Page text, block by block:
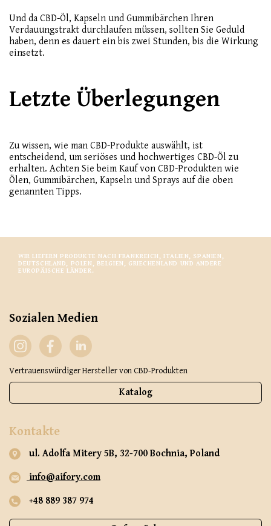
Und da CBD-Öl, Kapseln und Gummibärchen Ihren
Verdauungstrakt durchlaufen müssen, sollten Sie Geduld
haben, denn es dauert ein bis zwei Stunden, bis die Wirkung
einsetzt.
Letzte Überlegungen
Zu wissen, wie man CBD-Produkte auswählt, ist
entscheidend, um seriöses und hochwertiges CBD-Öl zu
erhalten. Achten Sie beim Kauf von CBD-Produkten wie
Ölen, Gummibärchen, Kapseln und Sprays auf die oben
genannten Tipps.
WIR LIEFERN PRODUKTE NACH FRANKREICH, ITALIEN, SPANIEN,
DEUTSCHLAND, POLEN, BELGIEN, GRIECHENLAND UND ANDERE
EUROPÄISCHE LÄNDER.
Sozialen Medien
Vertrauenswürdiger Hersteller von CBD-Produkten
Katalog
Kontakte
ul. Adolfa Mitery 5B, 32-700 Bochnia, Poland
info@aifory.com
+48 889 387 974